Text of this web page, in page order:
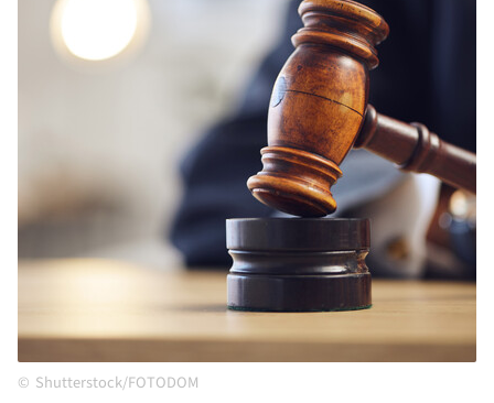
Shutterstock/FOTODOM